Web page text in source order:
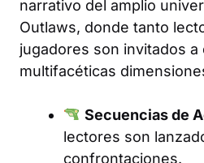
narrativo del amplio
Outlaws, donde tanto
jugadores son invitados a
multifacéticas
Secuencias de
lectores son
confrontaciones.